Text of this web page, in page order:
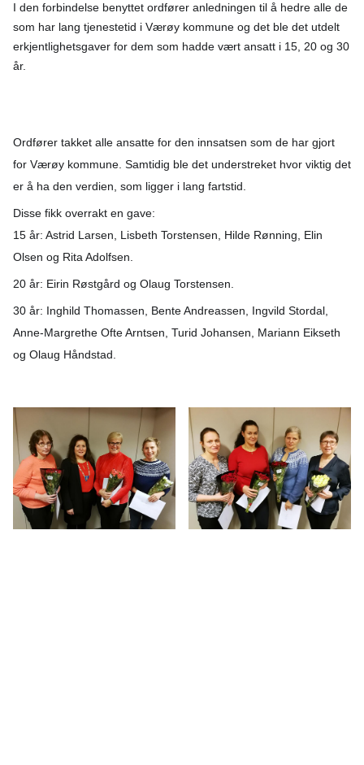
I den forbindelse benyttet ordfører anledningen til å hedre alle de
som har lang tjenestetid i Værøy kommune og det ble det utdelt
erkjentlighetsgaver for dem som hadde vært ansatt i 15, 20 og 30
år.
Ordfører takket alle ansatte for den innsatsen som de har gjort
for Værøy kommune. Samtidig ble det understreket hvor viktig det
er å ha den verdien, som ligger i lang fartstid.
Disse fikk overrakt en gave:
15 år: Astrid Larsen, Lisbeth Torstensen, Hilde Rønning, Elin
Olsen og Rita Adolfsen.
20 år: Eirin Røstgård og Olaug Torstensen.
30 år: Inghild Thomassen, Bente Andreassen, Ingvild Stordal,
Anne-Margrethe Ofte Arntsen, Turid Johansen, Mariann Eikseth
og Olaug Håndstad.